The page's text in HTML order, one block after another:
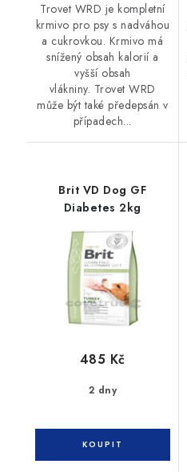
Trovet WRD je kompletní
krmivo pro psy s nadváhou
a cukrovkou. Krmivo má
snížený obsah kalorií a
vyšší obsah
vlákniny. Trovet WRD
může být také předepsán v
případech...
Brit VD Dog GF
Diabetes 2kg
2 dny
485 Kč